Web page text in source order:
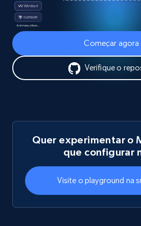
Começar agora
Verifique o
Quer experimentar o
que configurar
Visite o playground na